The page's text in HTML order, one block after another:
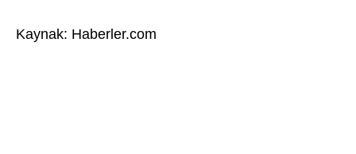
Kaynak: Haberler.com